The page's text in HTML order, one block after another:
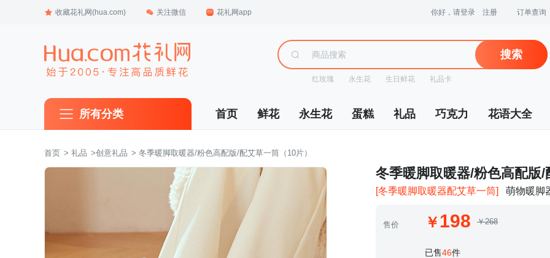
收藏花礼网(hua.com) 关注微信 花礼网app 你好，请登录 注册 订单查询
搜索
红玫瑰 永生花 生日鲜花 礼品卡
所有分类 首页 鲜花 永生花 蛋糕 礼品 巧克力 花语大全
首页 > 礼品 >创意礼品 > 冬季暖脚取暖器/粉色高配版/配艾草一筒（10片）
冬季暖脚取暖器/粉色高配版
[冬季暖脚取暖器配艾草一筒] 萌物暖脚
售价 198 ￥268
已售46件